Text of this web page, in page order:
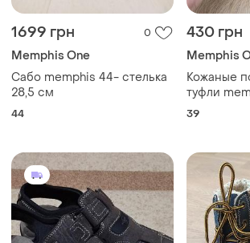
1699 грн 0
Memphis One
Сабо memphis 44- стелька
28,5 см
44
430 грн
Memphis
Кожаные
туфли
39